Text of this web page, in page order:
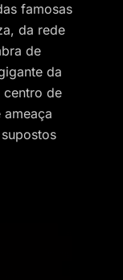
famosas
da rede
de
da
centro de